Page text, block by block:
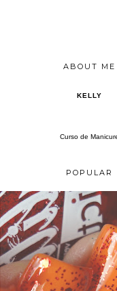
ABOUT ME
KELLY
Curso de
POPULAR
CHRIS "COM QUEM VOU SAIR" LORENA + ANIMATE